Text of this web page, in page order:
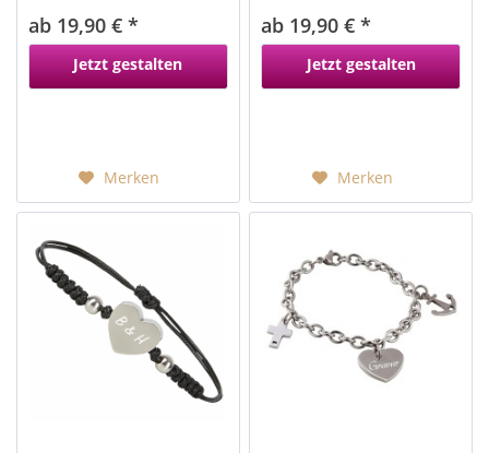
ab 19,90 € *
Jetzt gestalten
Merken
ab 19,90 € *
Jetzt gestalten
Merken